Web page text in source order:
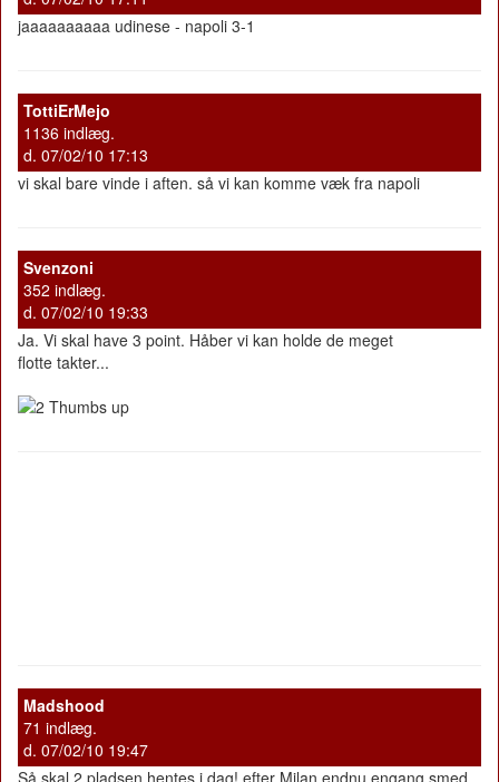
jaaaaaaaaaa udinese - napoli 3-1
TottiErMejo
1136 indlæg.
d. 07/02/10 17:13
vi skal bare vinde i aften. så vi kan komme væk fra napoli
Svenzoni
352 indlæg.
d. 07/02/10 19:33
Ja. Vi skal have 3 point. Håber vi kan holde de meget
flotte takter...
Madshood
71 indlæg.
d. 07/02/10 19:47
Så skal 2.pladsen hentes i dag! efter Milan endnu engang smed